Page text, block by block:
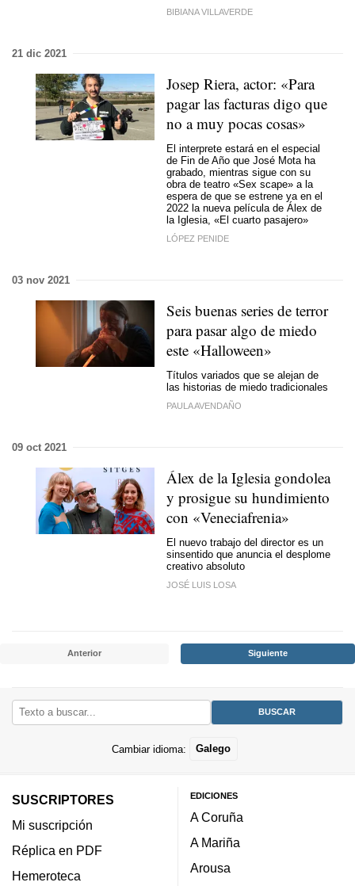
BIBIANA VILLAVERDE
21 dic 2021
Josep Riera, actor: «Para
pagar las facturas digo que
no a muy pocas cosas»
El interprete estará en el especial
de Fin de Año que José Mota ha
grabado, mientras sigue con su
obra de teatro «Sex scape» a la
espera de que se estrene ya en el
2022 la nueva película de Álex de
la Iglesia, «El cuarto pasajero»
LÓPEZ PENIDE
03 nov 2021
Seis buenas series de terror
para pasar algo de miedo
este «Halloween»
Títulos variados que se alejan de
las historias de miedo tradicionales
PAULA AVENDAÑO
09 oct 2021
Álex de la Iglesia gondolea
y prosigue su hundimiento
con «Veneciafrenia»
El nuevo trabajo del director es un
sinsentido que anuncia el desplome
creativo absoluto
JOSÉ LUIS LOSA
Anterior Siguiente
Cambiar idioma: Galego
SUSCRIPTORES
Mi suscripción
Réplica en PDF
Hemeroteca
EDICIONES
A Coruña
A Mariña
Arousa